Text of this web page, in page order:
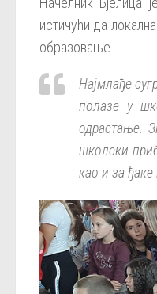
истичући да
образовање.
Најмлађе
полазе у
одрастање.
школски
као и за